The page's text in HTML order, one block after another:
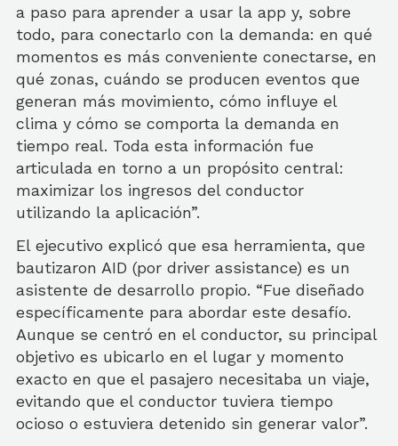
a paso para aprender a usar la app y, sobre
todo, para conectarlo con la demanda: en qué
momentos es más conveniente conectarse, en
qué zonas, cuándo se producen eventos que
generan más movimiento, cómo influye el
clima y cómo se comporta la demanda en
tiempo real. Toda esta información fue
articulada en torno a un propósito central:
maximizar los ingresos del conductor
utilizando la aplicación”.
El ejecutivo explicó que esa herramienta, que
bautizaron AID (por driver assistance) es un
asistente de desarrollo propio. “Fue diseñado
específicamente para abordar este desafío.
Aunque se centró en el conductor, su principal
objetivo es ubicarlo en el lugar y momento
exacto en que el pasajero necesitaba un viaje,
evitando que el conductor tuviera tiempo
ocioso o estuviera detenido sin generar valor”.